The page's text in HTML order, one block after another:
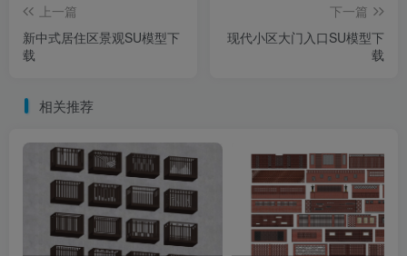
上一篇
新中式居住区景观SU模型下
载
下一篇
现代小区大门入口SU模型下
载
相关推荐